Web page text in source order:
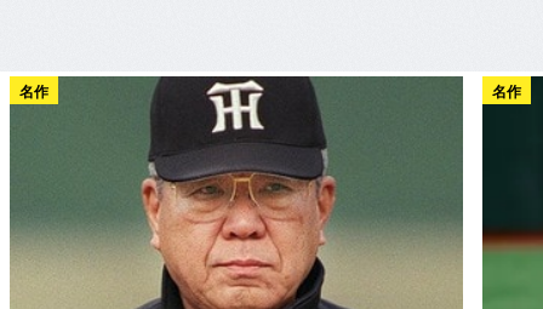
名作 名作